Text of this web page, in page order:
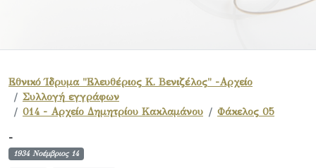
Εθνικό Ίδρυμα "Ελευθέριος Κ. Βενιζέλος" -Αρχείο
Συλλογή εγγράφων
014 - Αρχείο Δημητρίου Κακλαμάνου
Φάκελος 05
-
1934 Νοέμβριος 14